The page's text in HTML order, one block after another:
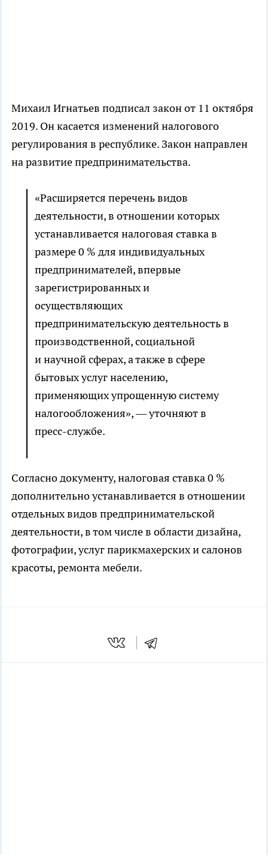
Михаил Игнатьев подписал закон от 11 октября
2019. Он касается изменений налогового
регулирования в республике. Закон направлен
на развитие предпринимательства.
«Расширяется перечень видов
деятельности, в отношении которых
устанавливается налоговая ставка в
размере 0 % для индивидуальных
предпринимателей, впервые
зарегистрированных и
осуществляющих
предпринимательскую деятельность в
производственной, социальной
и научной сферах, а также в сфере
бытовых услуг населению,
применяющих упрощенную систему
налогообложения», — уточняют в
пресс-службе.
Согласно документу, налоговая ставка 0 %
дополнительно устанавливается в отношении
отдельных видов предпринимательской
деятельности, в том числе в области дизайна,
фотографии, услуг парикмахерских и салонов
красоты, ремонта мебели.